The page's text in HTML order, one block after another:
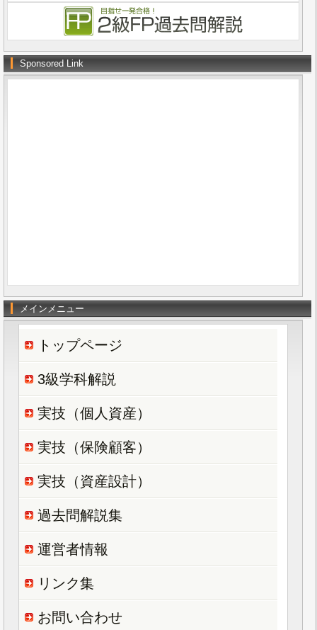
Sponsored Link
メインメニュー
トップページ
3級学科解説
実技（個人資産）
実技（保険顧客）
実技（資産設計）
過去問解説集
運営者情報
リンク集
お問い合わせ